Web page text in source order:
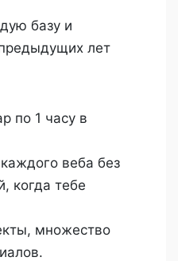
базу и
лет
по 1 часу в
веба без
когда тебе
множество